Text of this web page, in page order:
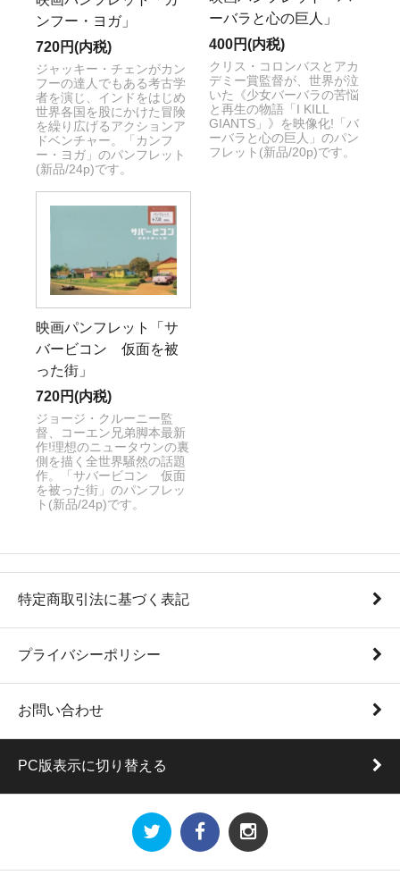
ンフー・ヨガ」
720円(内税)
ジャッキー・チェンがカン
フーの達人でもある考古学
者を演じ、インドをはじめ
世界各国を股にかけた冒険
を繰り広げるアクションア
ドベンチャー。「カンフ
ー・ヨガ」のパンフレット
(新品/24p)です。
ーバラと心の巨人」
400円(内税)
クリス・コロンバスとアカ
デミー賞監督が、世界が泣
いた《少女バーバラの苦悩
と再生の物語「I KILL
GIANTS」》を映像化!「バ
ーバラと心の巨人」のパン
フレット(新品/20p)です。
映画パンフレット「サ
バービコン 仮面を被
った街」
720円(内税)
ジョージ・クルーニー監
督、コーエン兄弟脚本最新
作!理想のニュータウンの裏
側を描く全世界騒然の話題
作。「サバービコン 仮面
を被った街」のパンフレッ
ト(新品/24p)です。
特定商取引法に基づく表記
プライバシーポリシー
お問い合わせ
PC版表示に切り替える